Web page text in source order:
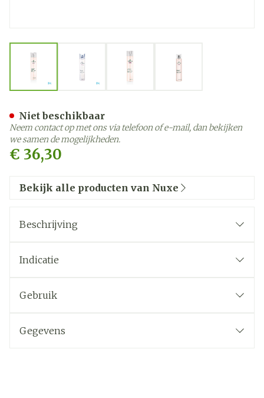
View larger imageView larger imageView larger image
€ 36,30
Niet beschikbaar
Neem contact op met ons via telefoon of e-mail, dan bekijken
we samen de mogelijkheden.
Bekijk alle producten van Nuxe
Beschrijving
Indicatie
Gebruik
Gegevens